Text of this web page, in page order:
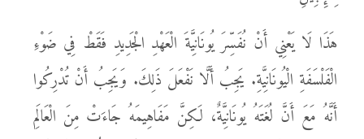
هَذَا لَا يَعْنِي أَنْ نُفَسِّرَ يُونَانِيَّةَ الْعَهْدِ الْجَدِيدِ فَقَطْ فِي ضَوْءِ
الْفَلْسَفَةِ الْيُونَانِيَّةِ. يَجِبُ أَلَّا نَفْعَلَ ذَلِكَ. وَيَجِبُ أَنْ تُدْرِكُوا
أَنَّهُ مَعَ أَنَّ لُغَتَهُ يُونَانِيَّةٌ، لَكِنَّ مَفَاهِيمَهُ جَاءَتْ مِنَ الْعَالَمِ